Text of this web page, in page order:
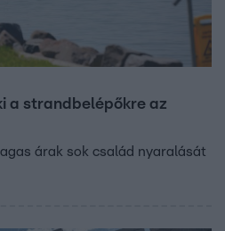
a strandbelépőkre az
árak sok család nyaralását